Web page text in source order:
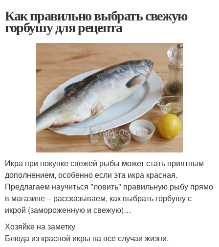
Как правильно выбрать свежую
горбушу для рецепта
Икра при покупке свежей рыбы может стать приятным
дополнением, особенно если эта икра красная.
Предлагаем научиться "ловить" правильную рыбу прямо
в магазине – рассказываем, как выбрать горбушу с
икрой (замороженную и свежую)…
Хозяйке на заметку
Блюда из красной икры на все случаи жизни.